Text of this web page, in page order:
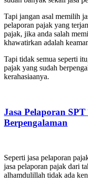
Tapi jangan asal memilih
pelaporan pajak yang
pajak, jika anda salah
khawatirkan adalah
Tapi tidak semua seperti
pajak yang sudah
kerahasiaanya.
Jasa Pelaporan
Berpengalaman
Seperti jasa pelaporan
jasa pelaporan pajak dari
alhamdulillah tidak ada